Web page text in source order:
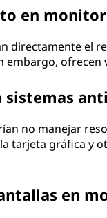
en
directamente el
ofrecen
no manejar
tarjeta gráfica y
en